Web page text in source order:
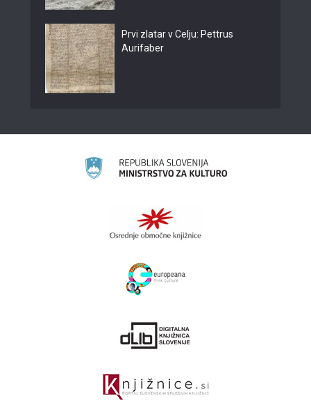
Prvi zlatar v Celju: Pettrus
Aurifaber